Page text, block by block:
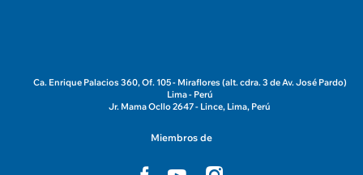
Ca. Enrique Palacios 360, Of. 105 - Miraflores (alt. cdra. 3 de Av. José Pardo)
Lima - Perú
Jr. Mama Ocllo 2647 - Lince, Lima, Perú
Miembros de